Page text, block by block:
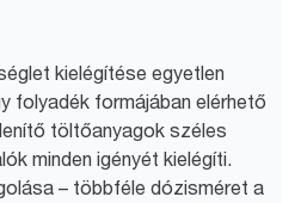
kielégítése egyetlen
folyadék formájában elérhető
töltőanyagok széles
minden igényét kielégíti.
– többféle dózisméret a